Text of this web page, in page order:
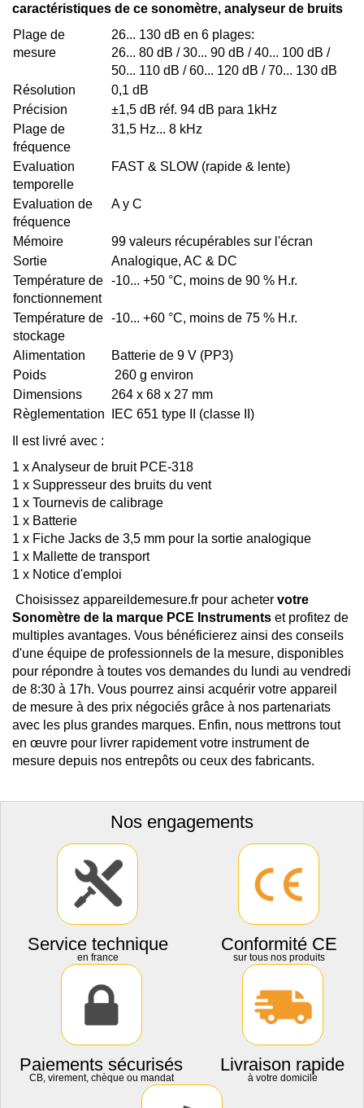
caractéristiques de ce sonomètre, analyseur de bruits
Plage de
mesure
26... 130 dB en 6 plages:
26... 80 dB / 30... 90 dB / 40... 100 dB /
50... 110 dB / 60... 120 dB / 70... 130 dB
Résolution
0,1 dB
Précision
±1,5 dB réf. 94 dB para 1kHz
Plage de
fréquence
31,5 Hz... 8 kHz
Evaluation
temporelle
FAST & SLOW (rapide & lente)
Evaluation de
fréquence
A y C
Mémoire
99 valeurs récupérables sur l'écran
Sortie
Analogique, AC & DC
Température de
fonctionnement
-10... +50 °C, moins de 90 % H.r.
Température de
stockage
-10... +60 °C, moins de 75 % H.r.
Alimentation
Batterie de 9 V (PP3)
Poids
260 g environ
Dimensions
264 x 68 x 27 mm
Règlementation
IEC 651 type II (classe II)
Il est livré avec :
1 x Analyseur de bruit PCE-318
1 x Suppresseur des bruits du vent
1 x Tournevis de calibrage
1 x Batterie
1 x Fiche Jacks de 3,5 mm pour la sortie analogique
1 x Mallette de transport
1 x Notice d'emploi
Choisissez appareildemesure.fr pour acheter votre
Sonomètre de la marque PCE Instruments et profitez de
multiples avantages. Vous bénéficierez ainsi des conseils
d'une équipe de professionnels de la mesure, disponibles
pour répondre à toutes vos demandes du lundi au vendredi
de 8:30 à 17h. Vous pourrez ainsi acquérir votre appareil
de mesure à des prix négociés grâce à nos partenariats
avec les plus grandes marques. Enfin, nous mettrons tout
en œuvre pour livrer rapidement votre instrument de
mesure depuis nos entrepôts ou ceux des fabricants.
Nos engagements
Service technique
en france
Conformité CE
sur tous nos produits
Paiements sécurisés
CB, virement, chèque ou mandat
Livraison rapide
à votre domicile